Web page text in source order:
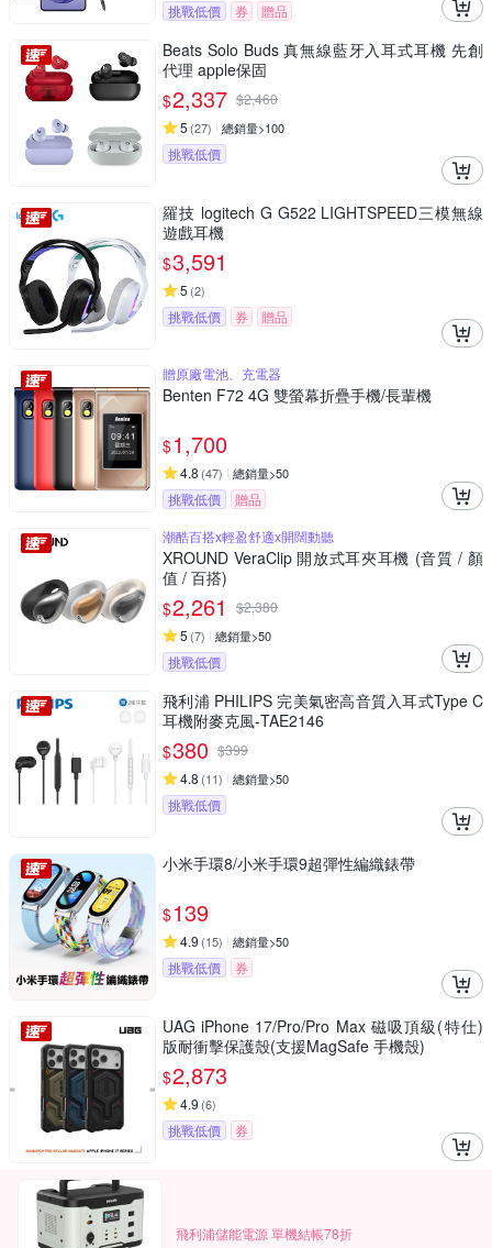
挑戰低價 券 贈品
Beats Solo Buds 真無線藍牙入耳式耳機 先創
代理 apple保固
$2,337 $2,460
5 (27) 總銷量>100
挑戰低價
羅技 logitech G G522 LIGHTSPEED三模無線
遊戲耳機
$3,591
5 (2)
挑戰低價 券 贈品
贈原廠電池、充電器
Benten F72 4G 雙螢幕折疊手機/長輩機
$1,700
4.8 (47) 總銷量>50
挑戰低價
贈品
潮酷百搭x輕盈舒適x開闊動聽
XROUND VeraClip 開放式耳夾耳機 (音質 / 顏
值 / 百搭)
$2,261 $2,380
5 (7) 總銷量>50
挑戰低價
飛利浦 PHILIPS 完美氣密高音質入耳式Type C
耳機附麥克風-TAE2146
$380 $399
4.8 (11) 總銷量>50
挑戰低價
小米手環8/小米手環9超彈性編織錶帶
$139
4.9 (15) 總銷量>50
挑戰低價 券
UAG iPhone 17/Pro/Pro Max 磁吸頂級(特仕)
版耐衝擊保護殼(支援MagSafe 手機殼)
$2,873
4.9 (6)
挑戰低價 券
飛利浦儲能電源 單機結帳78折